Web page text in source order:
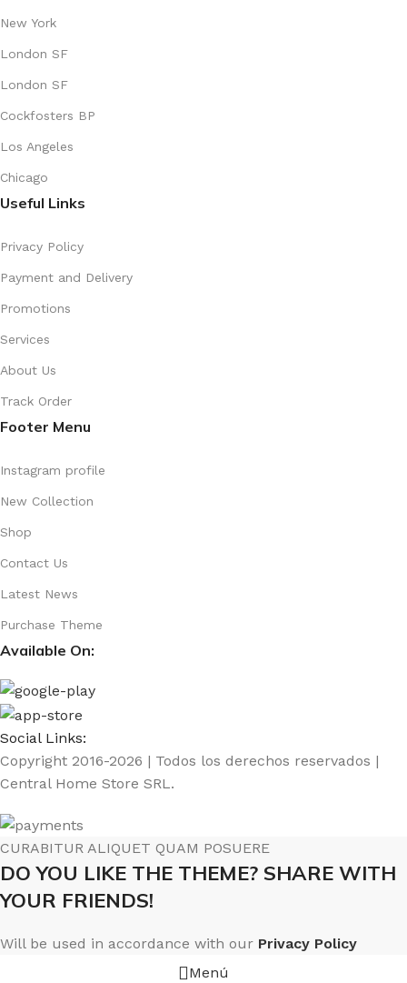
New York
London SF
London SF
Cockfosters BP
Los Angeles
Chicago
Useful Links
Privacy Policy
Payment and Delivery
Promotions
Services
About Us
Track Order
Footer Menu
Instagram profile
New Collection
Shop
Contact Us
Latest News
Purchase Theme
Available On:
Social Links:
Copyright 2016-2026 | Todos los derechos reservados |
Central Home Store SRL.
CURABITUR ALIQUET QUAM POSUERE
DO YOU LIKE THE THEME? SHARE WITH
YOUR FRIENDS!
Will be used in accordance with our Privacy Policy
Menú